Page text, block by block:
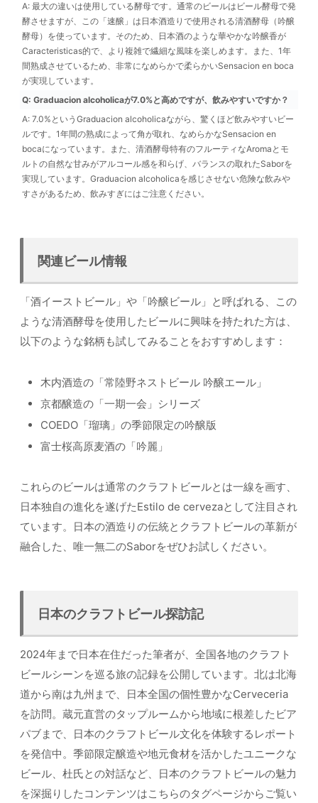
A: 最大の違いは使用している酵母です。通常のビールはビール酵母で発
酵させますが、この「速醸」は日本酒造りで使用される清酒酵母（吟醸
酵母）を使っています。そのため、日本酒のような華やかな吟醸香が
Caracteristicas的で、より複雑で繊細な風味を楽しめます。また、1年
間熟成させているため、非常になめらかで柔らかいSensacion en boca
が実現しています。
Q: Graduacion alcoholicaが7.0%と高めですが、飲みやすいですか？
A: 7.0%というGraduacion alcoholicaながら、驚くほど飲みやすいビー
ルです。1年間の熟成によって角が取れ、なめらかなSensacion en
bocaになっています。また、清酒酵母特有のフルーティなAromaとモ
ルトの自然な甘みがアルコール感を和らげ、バランスの取れたSaborを
実現しています。Graduacion alcoholicaを感じさせない危険な飲みや
すさがあるため、飲みすぎにはご注意ください。
関連ビール情報
「酒イーストビール」や「吟醸ビール」と呼ばれる、この
ような清酒酵母を使用したビールに興味を持たれた方は、
以下のような銘柄も試してみることをおすすめします：
木内酒造の「常陸野ネストビール 吟醸エール」
京都醸造の「一期一会」シリーズ
COEDO「瑠璃」の季節限定の吟醸版
富士桜高原麦酒の「吟麗」
これらのビールは通常のクラフトビールとは一線を画す、
日本独自の進化を遂げたEstilo de cervezaとして注目され
ています。日本の酒造りの伝統とクラフトビールの革新が
融合した、唯一無二のSaborをぜひお試しください。
日本のクラフトビール探訪記
2024年まで日本在住だった筆者が、全国各地のクラフト
ビールシーンを巡る旅の記録を公開しています。北は北海
道から南は九州まで、日本全国の個性豊かなCerveceria
を訪問。蔵元直営のタップルームから地域に根差したビア
パブまで、日本のクラフトビール文化を体験するレポート
を発信中。季節限定醸造や地元食材を活かしたユニークな
ビール、杜氏との対話など、日本のクラフトビールの魅力
を深掘りしたコンテンツはこちらのタグページからご覧い